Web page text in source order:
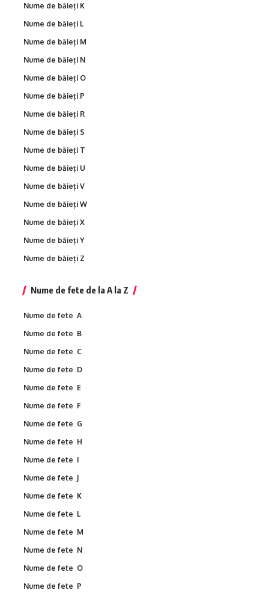
Nume de băieți K
Nume de băieți L
Nume de băieți M
Nume de băieți N
Nume de băieți O
Nume de băieți P
Nume de băieți R
Nume de băieți S
Nume de băieți T
Nume de băieți U
Nume de băieți V
Nume de băieți W
Nume de băieți X
Nume de băieți Y
Nume de băieți Z
Nume de fete de la A la Z
Nume de fete A
Nume de fete B
Nume de fete C
Nume de fete D
Nume de fete E
Nume de fete F
Nume de fete G
Nume de fete H
Nume de fete I
Nume de fete J
Nume de fete K
Nume de fete L
Nume de fete M
Nume de fete N
Nume de fete O
Nume de fete P